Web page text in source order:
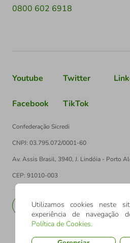
0800 602 6918
Youtube Twitter
Facebook TikTok
Confederação Sicredi
CNPJ: 03.795.072/0001-60
Av. Assis Brasil, 3940, J. Lindóia - Porto
CEP: 91010-003
EN
Utilizamos cookies neste
experiência de navegação
Política de Cookies.